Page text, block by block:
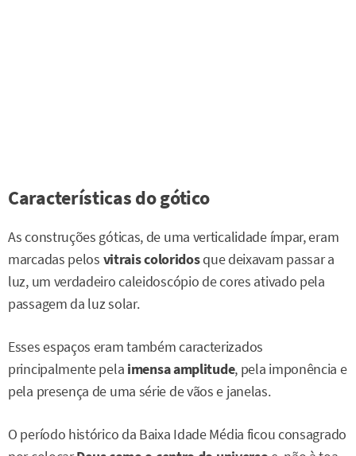
Características do gótico
As construções góticas, de uma verticalidade ímpar, eram
marcadas pelos vitrais coloridosque deixavam passar a
luz, um verdadeiro caleidoscópio de cores ativado pela
passagem da luz solar.
Esses espaços eram também caracterizados
principalmente pela imensa amplitude, pela imponência e
pela presença de uma série de vãos e janelas.
O período histórico da Baixa Idade Média ficou consagrado